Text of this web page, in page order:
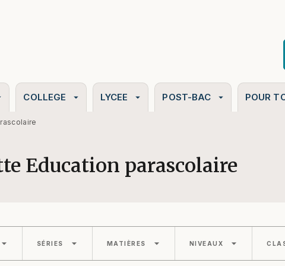
COLLEGE arrow_drop_down LYCEE arrow_drop_down POST-BAC arrow_drop_down POUR
Education parascolaire
arrow_drop_down SÉRIES arrow_drop_down MATIÈRES arrow_drop_down NIVEAUX arrow_drop_down